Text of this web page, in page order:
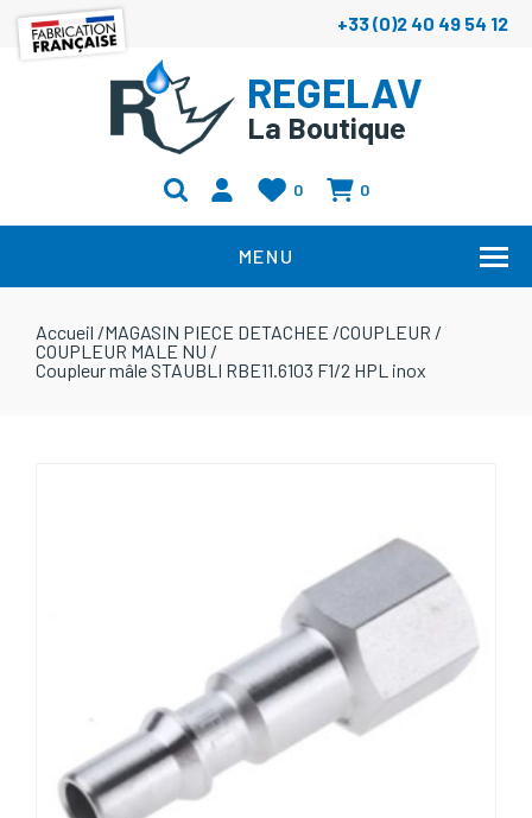
+33 (0)2 40 49 54 12
REGELAV
La Boutique
0 0
MENU
Accueil /MAGASIN PIECE DETACHEE /COUPLEUR /
COUPLEUR MALE NU /
Coupleur mâle STAUBLI RBE11.6103 F1/2 HPL inox